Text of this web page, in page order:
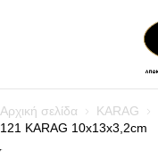
Αρχική σελίδα KARAG
121 KARAG 10x13x3,2cm